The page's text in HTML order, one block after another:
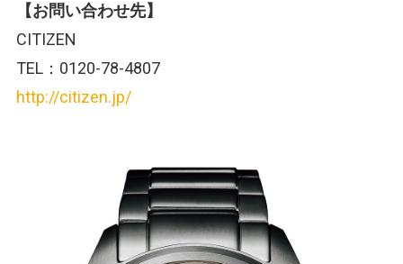
【お問い合わせ先】
CITIZEN
TEL：0120-78-4807
http://citizen.jp/